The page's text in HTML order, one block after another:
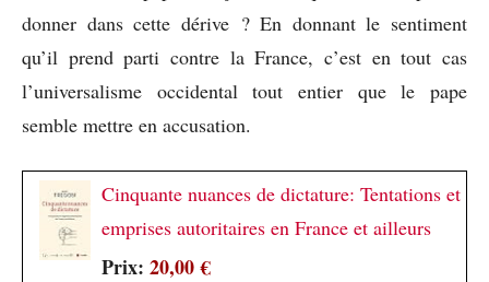
donner dans cette dérive ? En donnant le sentiment
qu’il prend parti contre la France, c’est en tout cas
l’universalisme occidental tout entier que le pape
semble mettre en accusation.
Cinquante nuances de dictature: Tentations et
emprises autoritaires en France et ailleurs
Prix: 20,00 €